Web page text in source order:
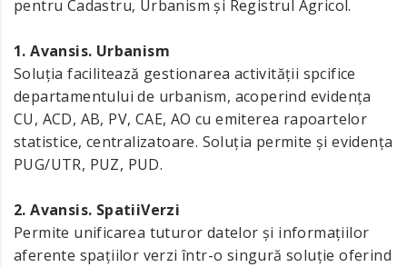
pentru Cadastru, Urbanism și Registrul Agricol.
1. Avansis. Urbanism
Soluția facilitează gestionarea activității spcifice
departamentului de urbanism, acoperind evidența
CU, ACD, AB, PV, CAE, AO cu emiterea rapoartelor
statistice, centralizatoare. Soluția permite și evidența
PUG/UTR, PUZ, PUD.
2. Avansis. SpatiiVerzi
Permite unificarea tuturor datelor și informațiilor
aferente spațiilor verzi într-o singură soluție oferind